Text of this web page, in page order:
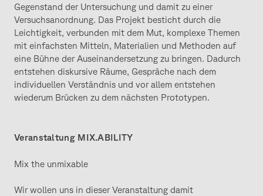
Gegenstand der Untersuchung und damit zu einer
Versuchsanordnung. Das Projekt besticht durch die
Leichtigkeit, verbunden mit dem Mut, komplexe Themen
mit einfachsten Mitteln, Materialien und Methoden auf
eine Bühne der Auseinandersetzung zu bringen. Dadurch
entstehen diskursive Räume, Gespräche nach dem
individuellen Verständnis und vor allem entstehen
wiederum Brücken zu dem nächsten Prototypen.
Veranstaltung MIX.ABILITY
Mix the unmixable
Wir wollen uns in dieser Veranstaltung damit